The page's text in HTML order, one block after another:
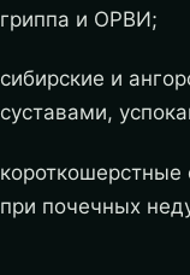
гриппа и ОРВИ;
сибирские и
суставами,
короткошерстные
при почечных